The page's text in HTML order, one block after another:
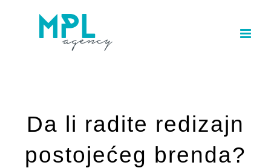
Da li radite redizajn
postojećeg brenda?